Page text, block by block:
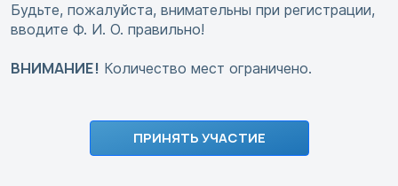
Будьте, пожалуйста, внимательны при регистрации,
вводите Ф. И. О. правильно!
ВНИМАНИЕ! Количество мест ограничено.
ПРИНЯТЬ УЧАСТИЕ